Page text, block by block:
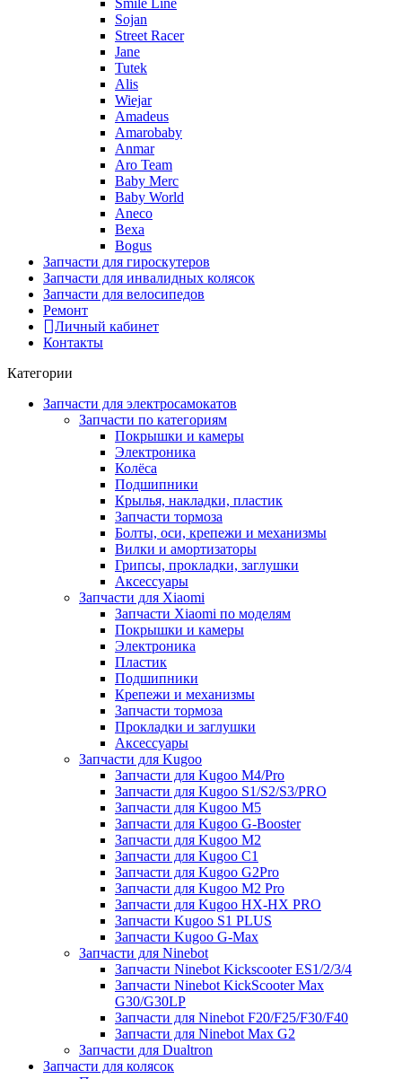
Smile Line
Sojan
Street Racer
Jane
Tutek
Alis
Wiejar
Amadeus
Amarobaby
Anmar
Aro Team
Baby Merc
Baby World
Aneco
Bexa
Bogus
Запчасти для гироскутеров
Запчасти для инвалидных колясок
Запчасти для велосипедов
Ремонт
Личный кабинет
Контакты
Категории
Запчасти для электросамокатов
Запчасти по категориям
Покрышки и камеры
Электроника
Колёса
Подшипники
Крылья, накладки, пластик
Запчасти тормоза
Болты, оси, крепежи и механизмы
Вилки и амортизаторы
Грипсы, прокладки, заглушки
Аксессуары
Запчасти для Xiaomi
Запчасти Xiaomi по моделям
Покрышки и камеры
Электроника
Пластик
Подшипники
Крепежи и механизмы
Запчасти тормоза
Прокладки и заглушки
Аксессуары
Запчасти для Kugoo
Запчасти для Kugoo M4/Pro
Запчасти для Kugoo S1/S2/S3/PRO
Запчасти для Kugoo M5
Запчасти для Kugoo G-Booster
Запчасти для Kugoo M2
Запчасти для Kugoo C1
Запчасти для Kugoo G2Pro
Запчасти для Kugoo M2 Pro
Запчасти для Kugoo HX-HX PRO
Запчасти Kugoo S1 PLUS
Запчасти Kugoo G-Max
Запчасти для Ninebot
Запчасти Ninebot Kickscooter ES1/2/3/4
Запчасти Ninebot KickScooter Max
G30/G30LP
Запчасти для Ninebot F20/F25/F30/F40
Запчасти для Ninebot Max G2
Запчасти для Dualtron
Запчасти для колясок